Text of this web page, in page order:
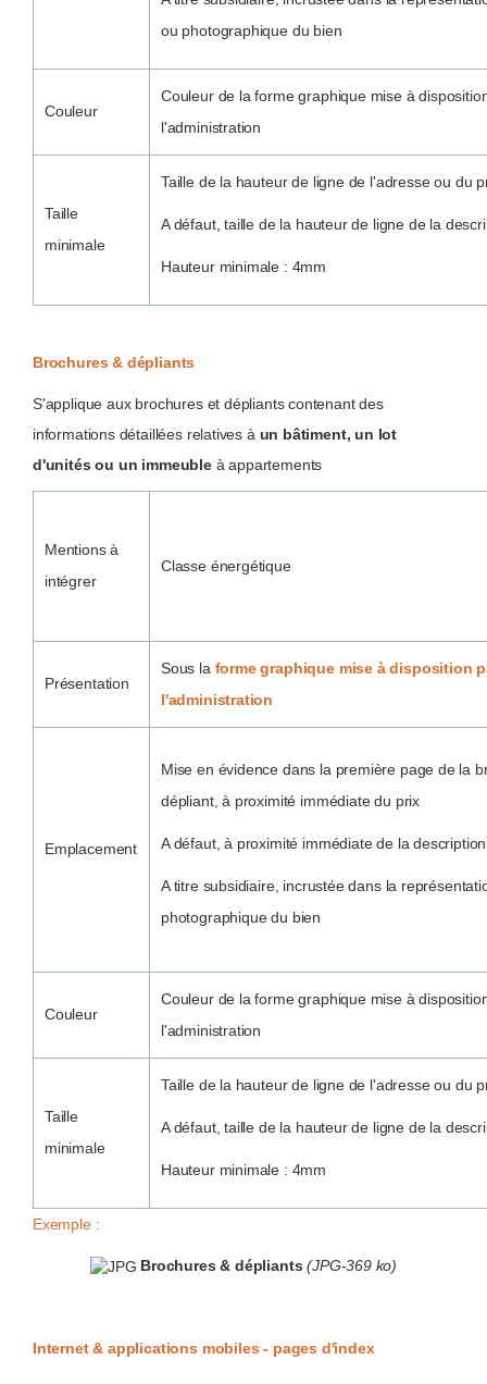
ou photographique du bien
Couleur
Couleur de la forme graphique mise à
l'administration
Taille
minimale
Taille de la hauteur de ligne de l'adresse ou du
A défaut, taille de la hauteur de ligne de la
Hauteur minimale : 4mm
Brochures & dépliants
S'applique aux brochures et dépliants contenant des
informations détaillées relatives à un bâtiment, un lot
d'unités ou un immeubleà appartements
Mentions à
intégrer
Classe énergétique
Présentation
Sous la forme graphique mise à disposition
l'administration
Emplacement
Mise en évidence dans la première page de la
dépliant, à proximité immédiate du prix
A défaut, à proximité immédiate de la
A titre subsidiaire, incrustée dans la
photographique du bien
Couleur
Couleur de la forme graphique mise à
l'administration
Taille
minimale
Taille de la hauteur de ligne de l'adresse ou du
A défaut, taille de la hauteur de ligne de la
Hauteur minimale : 4mm
Exemple :
Brochures & dépliants (JPG-369 ko)
Internet & applications mobiles - pages d'index